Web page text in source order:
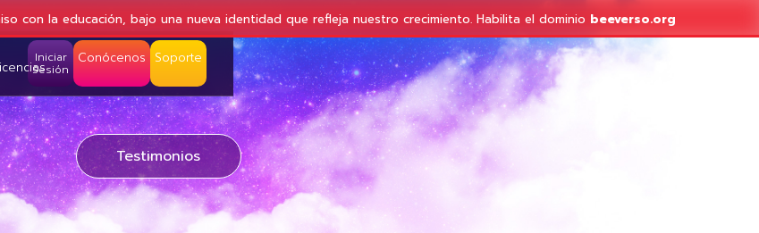
con la educación, bajo una nueva identidad que refleja nuestro crecimiento. Habilita el dominio beeverso.org
Iniciar
Sesión
Conócenos Soporte
Testimonios